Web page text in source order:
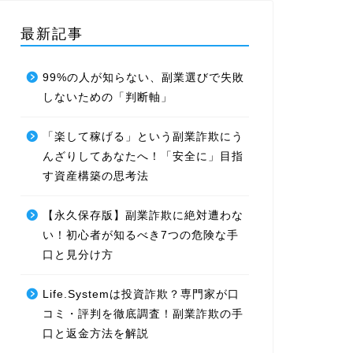
最新記事
99%の人が知らない、副業選びで失敗
しないための「判断軸」
「楽して稼げる」という副業詐欺にう
んざりしてあなたへ！「安全に」目指
す資産構築の思考法
【永久保存版】副業詐欺に絶対遭わな
い！初心者が知るべき7つの危険な手
口と見分け方
Life.Systemは投資詐欺？専門家が口
コミ・評判を徹底調査！副業詐欺の手
口と返金方法を解説